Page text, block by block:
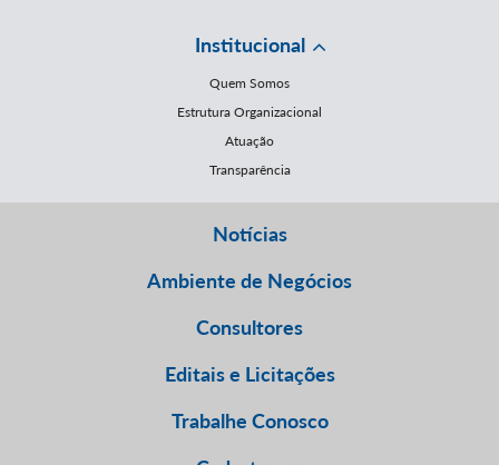
Institucional
Quem Somos
Estrutura Organizacional
Atuação
Transparência
Notícias
Ambiente de Negócios
Consultores
Editais e Licitações
Trabalhe Conosco